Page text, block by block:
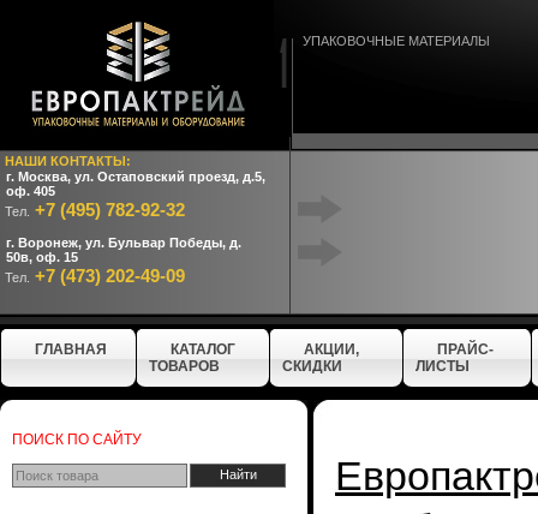
НАШИ КОНТАКТЫ:
г. Москва, ул. Остаповский проезд, д.5,
оф. 405
Тел. +7 (495) 782-92-32
г. Воронеж, ул. Бульвар Победы, д.
50в, оф. 15
Тел. +7 (473) 202-49-09
УПАКОВОЧНЫЕ МАТЕРИАЛЫ
ГЛАВНАЯ
КАТАЛОГ
ТОВАРОВ
АКЦИИ,
СКИДКИ
ПРАЙС-
ЛИСТЫ
ПОИСК ПО САЙТУ